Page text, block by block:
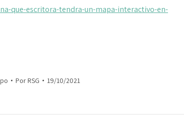
que-escritora-tendra-un-mapa-interactivo-en-
Por RSG 19/10/2021